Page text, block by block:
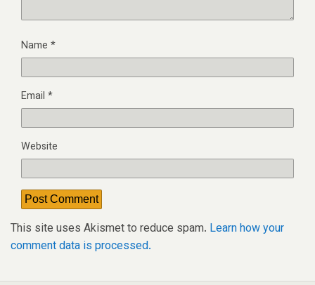
Name *
Email *
Website
This site uses Akismet to reduce spam. Learn how your
comment data is processed.